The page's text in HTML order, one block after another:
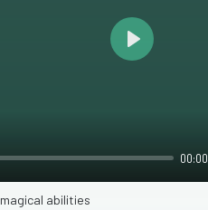
00:00
Play
magical abilities